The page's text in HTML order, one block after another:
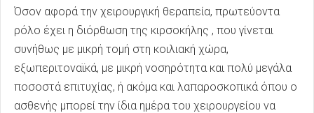
Όσον αφορά την χειρουργική θεραπεία, πρωτεύοντα
ρόλο έχει η διόρθωση της κιρσοκήλης , που γίνεται
συνήθως με μικρή τομή στη κοιλιακή χώρα,
εξωπεριτοναϊκά, με μικρή νοσηρότητα και πολύ μεγάλα
ποσοστά επιτυχίας, ή ακόμα και λαπαροσκοπικά όπου ο
ασθενής μπορεί την ίδια ημέρα του χειρουργείου να